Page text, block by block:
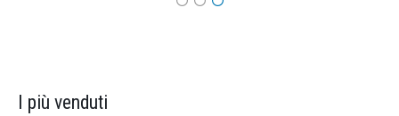
I più venduti